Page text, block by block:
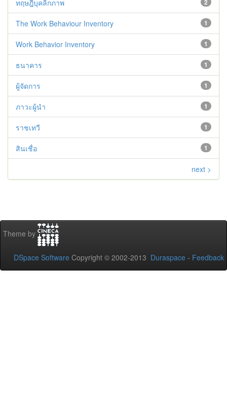
2
ทฤษฎีบุคลิกภาพ
1
The Work Behaviour Inventory
1
Work Behavior Inventory
1
ธนาคาร
1
ผู้จัดการ
1
ภาวะผู้นำ
1
ราชเทวี
1
สินเชื่อ
next >
Theme by
DSpace Software Copyright © 2002-2013 Duraspace - Feedback